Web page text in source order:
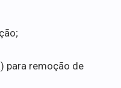
para remoção de